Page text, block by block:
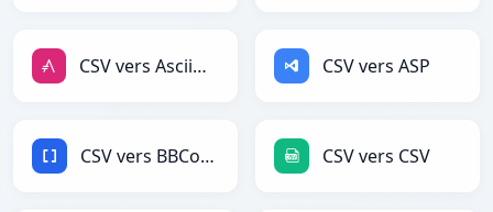
CSV vers AsciiDoc CSV vers ASP
CSV vers BBCode CSV vers CSV